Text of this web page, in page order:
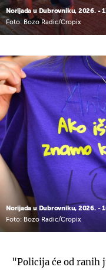
Norijada u Dubrovniku, 2026. -
Foto: Bozo Radic/Cropix
Norijada u Dubrovniku, 2026. -
Foto: Bozo Radic/Cropix
"Policija će od ranih